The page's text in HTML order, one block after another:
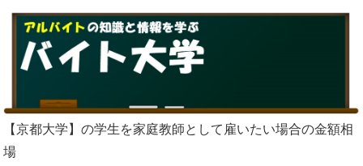
【京都大学】の学生を家庭教師として雇いたい場合の金額相
場